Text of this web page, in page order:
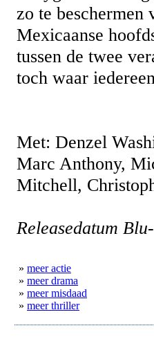
zo te beschermen
Mexicaanse
tussen de twee
toch waar
Met: Denzel
Marc Anthony,
Mitchell,
Releasedatum
» meer actie
» meer drama
» meer misdaad
» meer thriller